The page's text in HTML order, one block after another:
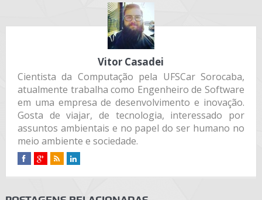
Vitor Casadei
Cientista da Computação pela UFSCar Sorocaba,
atualmente trabalha como Engenheiro de Software
em uma empresa de desenvolvimento e inovação.
Gosta de viajar, de tecnologia, interessado por
assuntos ambientais e no papel do ser humano no
meio ambiente e sociedade.